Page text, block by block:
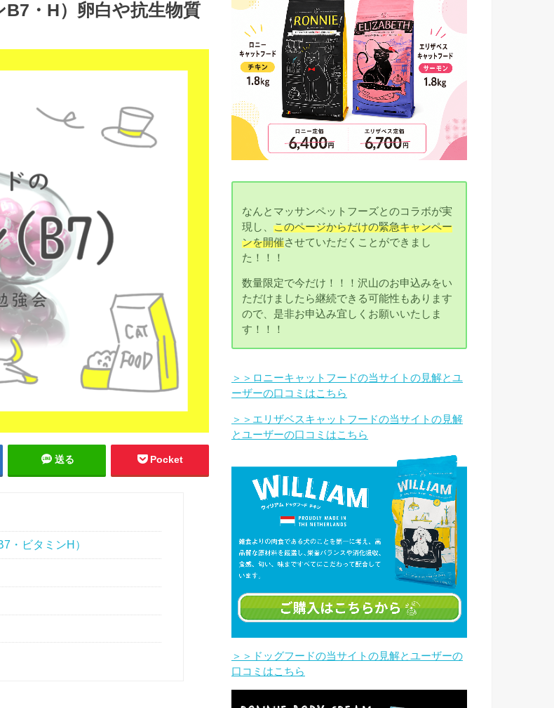
・H）卵白や抗生物質
送る Pocket
・ビタミンH）
なんとマッサンペットフーズとのコラボが実
現し、このページからだけの緊急キャンペー
ンを開催させていただくことができまし
た！！！
数量限定で今だけ！！！沢山のお申込みをい
ただけましたら継続できる可能性もあります
ので、是非お申込み宜しくお願いいたしま
す！！！
＞＞ロニーキャットフードの当サイトの見解とユ
ーザーの口コミはこちら
＞＞エリザベスキャットフードの当サイトの見解
とユーザーの口コミはこちら
＞＞ドッグフードの当サイトの見解とユーザーの
口コミはこちら